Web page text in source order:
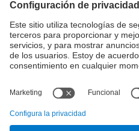
La investigación en la UPC
Fomento y apoyo a la
investigación
La transferencia, el
emprendimiento y la innovación
en la UPC
transferencia, el emprendimiento
Servicios a las empresas